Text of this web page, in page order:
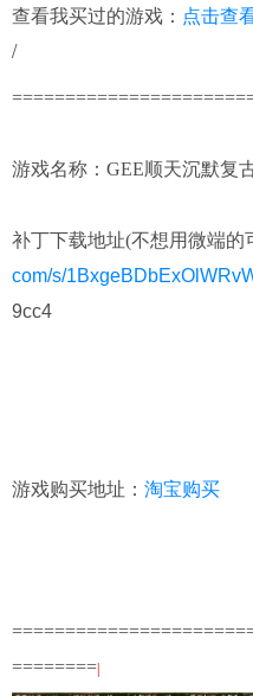
查看我买过的游戏： 点击查
/
游戏名称：GEE顺天沉默复
补丁下载地址(不想用微端的
com/s/
9cc4
游戏购买地址： 淘宝购买
========